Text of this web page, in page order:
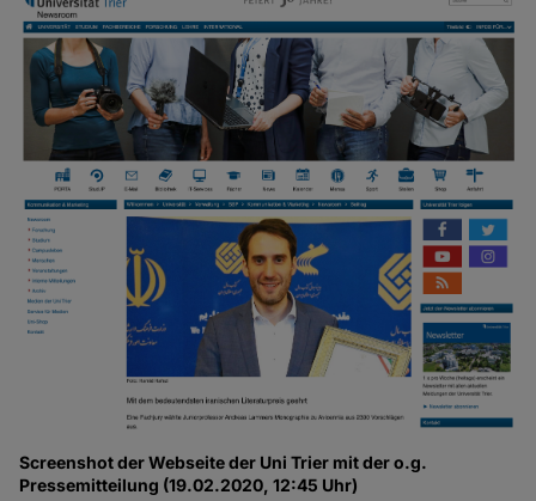
Screenshot der Webseite der Uni Trier mit der o.g.
Pressemitteilung (19.02.2020, 12:45 Uhr)